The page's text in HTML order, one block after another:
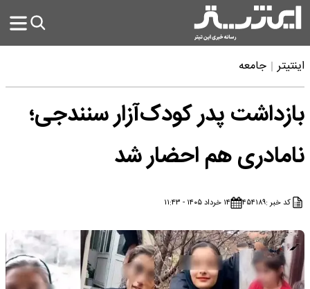
اینتیتر جامعه
بازداشت پدر کودک‌آزار سنندجی؛
نامادری هم احضار شد
کد خبر :۴۵۴۱۸۹ ۱۴ خرداد ۱۴۰۵ - ۱۱:۴۳